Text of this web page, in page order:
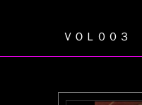
ＶＯＬ００３